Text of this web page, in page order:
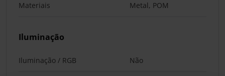
Materiais Metal, POM
Iluminação
Iluminação / RGB Não